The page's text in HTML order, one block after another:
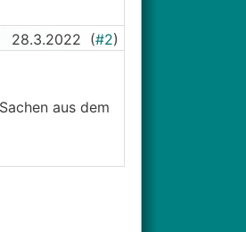
28.3.2022 (#2)
aus dem